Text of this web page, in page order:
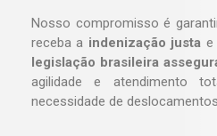
Nosso compromisso é
receba a indenização justa
legislação brasileira
agilidade e atendimento
necessidade de deslocamentos.